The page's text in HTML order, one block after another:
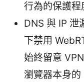
行為的保護程
DNS 與 IP 泄
下禁用
始終留意
瀏覽器本身的